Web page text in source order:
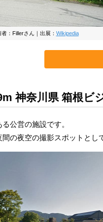
：Fillerさん｜出展： Wikipedia
神奈川県 箱根ビ
公営の施設です。
の夜空の撮影スポットとし